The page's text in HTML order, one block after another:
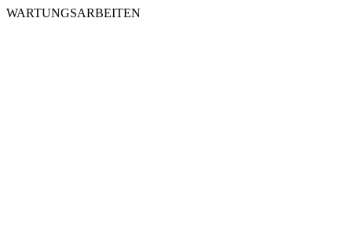
WARTUNGSARBEITEN